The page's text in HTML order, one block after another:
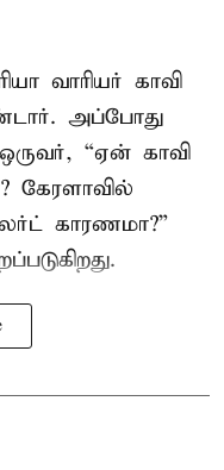
வாரியர் காவி
அப்போது
“ஏன் காவி
கேரளாவில்
காரணமா?”